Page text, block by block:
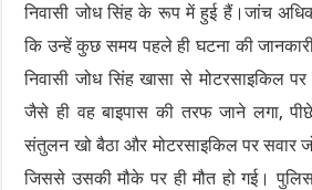
निवासी जोध सिंह के रूप में हुई हैं।जांच
कि उन्हें कुछ समय पहले ही घटना की जानकारी
निवासी जोध सिंह खासा से मोटरसाइकिल
जैसे ही वह बाइपास की तरफ जाने लगा,
संतुलन खो बैठा और मोटरसाइकिल पर सवार
जिससे उसकी मौके पर ही मौत हो गई।